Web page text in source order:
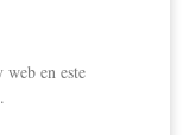
en este